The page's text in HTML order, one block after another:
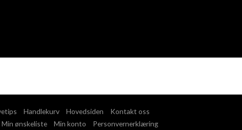
Handlekurv Hovedsiden
Kontakt oss
Min ønskeliste Min konto Personvernerklæring